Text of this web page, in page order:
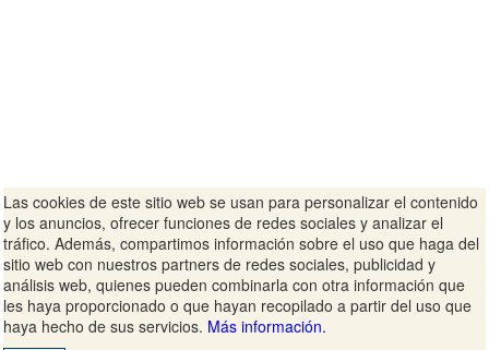
Las cookies de este sitio web se usan para personalizar el contenido
y los anuncios, ofrecer funciones de redes sociales y analizar el
tráfico. Además, compartimos información sobre el uso que haga del
sitio web con nuestros partners de redes sociales, publicidad y
análisis web, quienes pueden combinarla con otra información que
les haya proporcionado o que hayan recopilado a partir del uso que
haya hecho de sus servicios. Más información.